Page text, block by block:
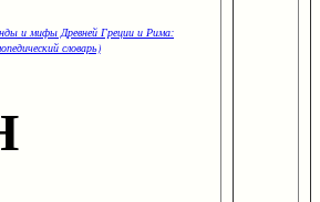
и мифы Древней Греции и Рима:
словарь)